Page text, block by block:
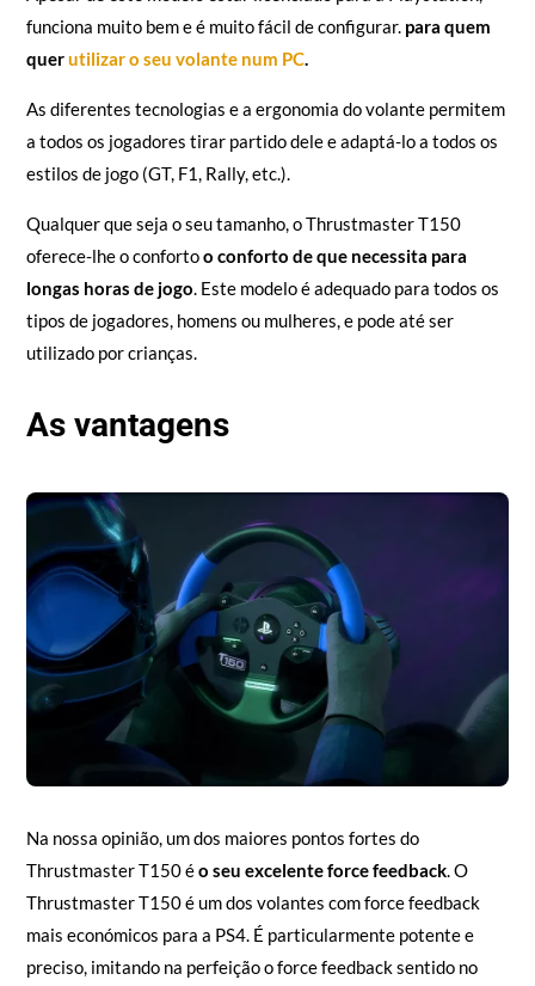
funciona muito bem e é muito fácil de configurar. para quem
querutilizar o seu volante num PC.
As diferentes tecnologias e a ergonomia do volante permitem
a todos os jogadores tirar partido dele e adaptá-lo a todos os
estilos de jogo (GT, F1, Rally, etc.).
Qualquer que seja o seu tamanho, o Thrustmaster T150
oferece-lhe o confortoo conforto de que necessita para
longas horas de jogo. Este modelo é adequado para todos os
tipos de jogadores, homens ou mulheres, e pode até ser
utilizado por crianças.
As vantagens
Na nossa opinião, um dos maiores pontos fortes do
Thrustmaster T150 éo seu excelente force feedback. O
Thrustmaster T150 é um dos volantes com force feedback
mais económicos para a PS4. É particularmente potente e
preciso, imitando na perfeição o force feedback sentido no